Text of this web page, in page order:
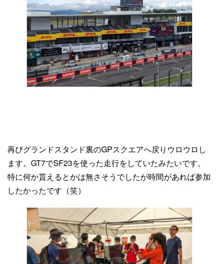
再びグランドスタンド裏のGPスクエアへ戻りウロウロし
ます。GT7でSF23を使った走行をしていたみたいです。
特に何か貰えるとかは無さそうでしたが時間があれば参加
したかったです（笑）